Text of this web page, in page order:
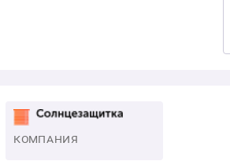
КОМПАНИЯ